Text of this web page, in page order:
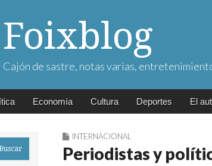
Foixblog
Cajón de sastre, notas varias,
Economía Cultura Deportes El
INTERNACIONAL
Periodistas y